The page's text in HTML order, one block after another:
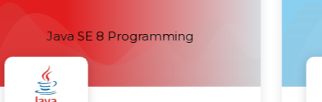
Java SE 8 Programming